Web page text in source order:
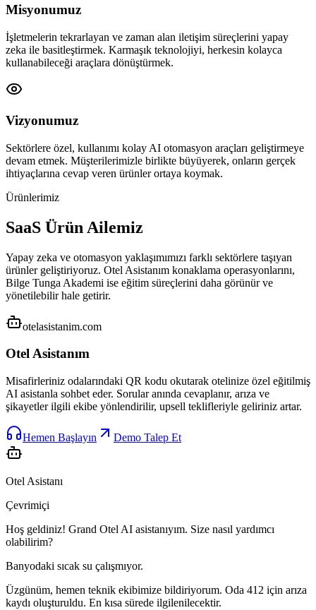
Misyonumuz
İşletmelerin tekrarlayan ve zaman alan iletişim süreçlerini yapay
zeka ile basitleştirmek. Karmaşık teknolojiyi, herkesin kolayca
kullanabileceği araçlara dönüştürmek.
Vizyonumuz
Sektörlere özel, kullanımı kolay AI otomasyon araçları geliştirmeye
devam etmek. Müşterilerimizle birlikte büyüyerek, onların gerçek
ihtiyaçlarına cevap veren ürünler ortaya koymak.
Ürünlerimiz
SaaS Ürün Ailemiz
Yapay zeka ve otomasyon yaklaşımımızı farklı sektörlere taşıyan
ürünler geliştiriyoruz. Otel Asistanım konaklama operasyonlarını,
Bilge Tunga Akademi ise eğitim süreçlerini daha görünür ve
yönetilebilir hale getirir.
otelasistanim.com
Otel Asistanım
Misafirleriniz odalarındaki QR kodu okutarak otelinize özel eğitilmiş
AI asistanla sohbet eder. Sorular anında cevaplanır, arıza ve
şikayetler ilgili ekibe yönlendirilir, upsell teklifleriyle geliriniz artar.
Hemen Başlayın Demo Talep Et
Otel Asistanı
Çevrimiçi
Hoş geldiniz! Grand Otel AI asistanıyım. Size nasıl yardımcı
olabilirim?
Banyodaki sıcak su çalışmıyor.
Üzgünüm, hemen teknik ekibimize bildiriyorum. Oda 412 için arıza
kaydı oluşturuldu. En kısa sürede ilgilenilecektir.